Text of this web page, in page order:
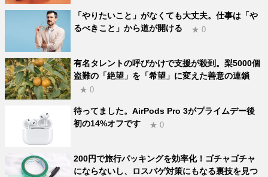
「やりたいこと」がなくても大丈夫。仕事は「や
るべきこと」から道が開ける
★ 0
有名タレントの呼びかけで支援が殺到。梨5000個
盗難の「絶望」を「希望」に変えた善意の連鎖
★ 0
待ってました。AirPods Pro 3がプライムデー後
初の14%オフです
★ 0
200円で旅行パッキングを効率化！ゴチャゴチャ
にならないし、ロスバゲ対策にもなる裏技を見つ